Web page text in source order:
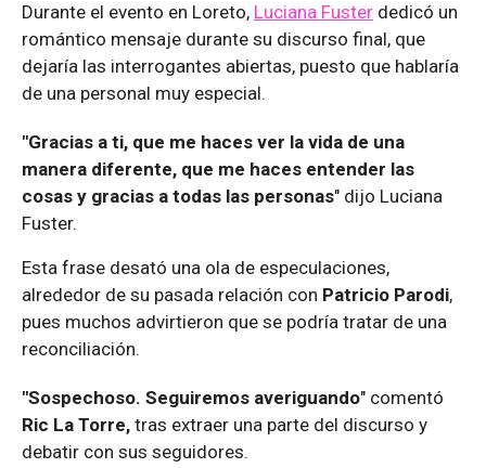
Durante el evento en Loreto, Luciana Fuster dedicó un
romántico mensaje durante su discurso final, que
dejaría las interrogantes abiertas, puesto que hablaría
de una personal muy especial.
"Gracias a ti, que me haces ver la vida de una
manera diferente, que me haces entender las
cosas y gracias a todas las personas" dijo Luciana
Fuster.
Esta frase desató una ola de especulaciones,
alrededor de su pasada relación con Patricio Parodi,
pues muchos advirtieron que se podría tratar de una
reconciliación.
"Sospechoso. Seguiremos averiguando" comentó
Ric La Torre, tras extraer una parte del discurso y
debatir con sus seguidores.